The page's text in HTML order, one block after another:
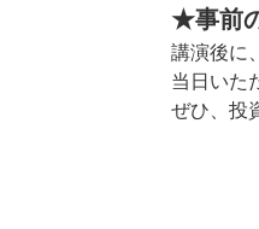
★事前
講演後に
当日いた
ぜひ、投